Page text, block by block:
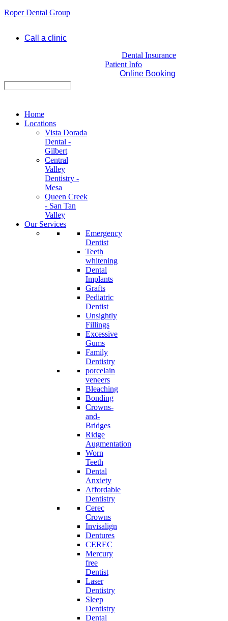
Roper Dental Group
Call a clinic
Dental Insurance
Patient Info
Online Booking
Home
Locations
Vista Dorada
Dental -
Gilbert
Central
Valley
Dentistry -
Mesa
Queen Creek
- San Tan
Valley
Our Services
Emergency
Dentist
Teeth
whitening
Dental
Implants
Grafts
Pediatric
Dentist
Unsightly
Fillings
Excessive
Gums
Family
Dentistry
porcelain
veneers
Bleaching
Bonding
Crowns-
and-
Bridges
Ridge
Augmentation
Worn
Teeth
Dental
Anxiety
Affordable
Dentistry
Cerec
Crowns
Invisalign
Dentures
CEREC
Mercury
free
Dentist
Laser
Dentistry
Sleep
Dentistry
Dental